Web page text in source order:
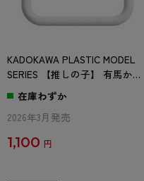
KADOKAWA PLASTIC MODEL
SERIES 【推しの子】 有馬かな
/ 有馬かな DX ver. 表情パーツ
笑顔(口開け)
在庫わずか
2026年3月発売
1,100 円